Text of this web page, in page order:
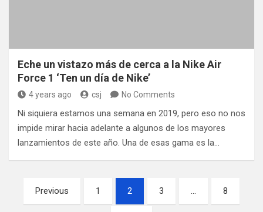
Eche un vistazo más de cerca a la Nike Air
Force 1 ‘Ten un día de Nike’
4 years ago csj No Comments
Ni siquiera estamos una semana en 2019, pero eso no nos
impide mirar hacia adelante a algunos de los mayores
lanzamientos de este año. Una de esas gama es la…
Posts
navigation
Previous 1 2 3 … 8